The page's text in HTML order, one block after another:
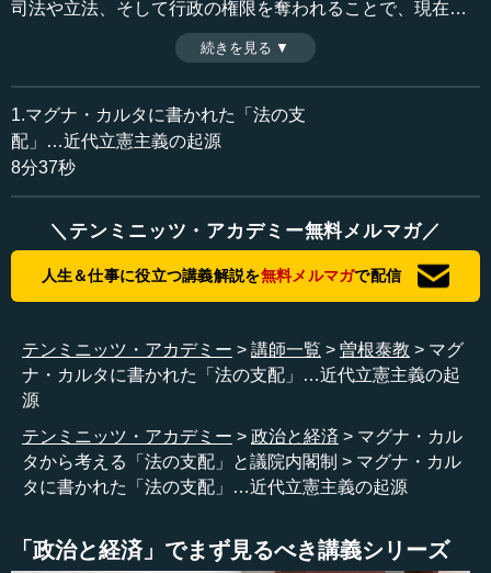
司法や立法、そして行政の権限を奪われることで、現在の
議院内閣制は生まれた。慶應義塾大学大学院教授・曽根泰
教氏は、記念すべき今年こそ、そのマグナ・カルタの精神
をもう一度よく考えるべきときだと述べる。
収録日：2015年9月15日
追加日：2015年10月12日
カテゴリー：
政治
政治制度・政治体系
●マグナ・カルタの中心は「法の支配」にある
最初に、今日はマグナ・カルタから８００年という話を
とです。
実は、今年２０１５年はマグナ・カルタ制定から８００
ィッシュ・ライブラリーなどにもビデオがあります。それ
から、「３０秒でわかるマグナ・カルタ」の日本語バージ
ョンもイギリス大使館のフェイスブックにありますので、
マグナ・カルタが制定されたジョン王時代の１２１５
続きを見る ▼
1.マグナ・カルタに書かれた「法の支
配」…近代立憲主義の起源
8分37秒
＼テンミニッツ・アカデミー無料メルマガ／
人生＆仕事に役立つ講義解説を無料メルマガで配信
テンミニッツ・アカデミー 講師一覧 曽根泰教
マグ
ナ・カルタに書かれた「法の支配」…近代立憲主義の起
源
テンミニッツ・アカデミー
政治と経済
マグナ・カル
タから考える「法の支配」と議院内閣制
マグナ・カル
タに書かれた「法の支配」…近代立憲主義の起源
「政治と経済」でまず見るべき講義シリーズ